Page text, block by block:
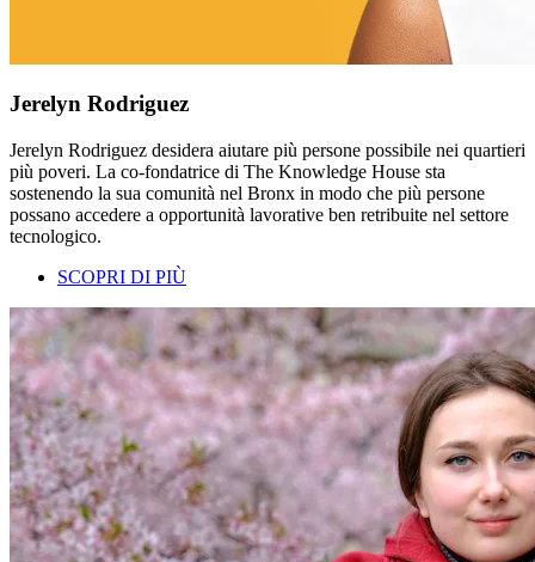
Jerelyn Rodriguez
Jerelyn Rodriguez desidera aiutare più persone possibile nei quartieri
più poveri. La co-fondatrice di The Knowledge House sta
sostenendo la sua comunità nel Bronx in modo che più persone
possano accedere a opportunità lavorative ben retribuite nel settore
tecnologico.
SCOPRI DI PIÙ